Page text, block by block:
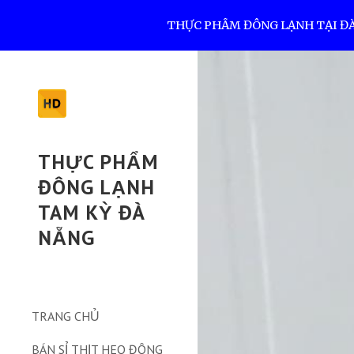
THỰC PHẨM ĐÔNG LẠNH TẠI
THỰC PHẨM
ĐÔNG LẠNH
TAM KỲ ĐÀ
NẴNG
TRANG CHỦ
BÁN SỈ THỊT HEO ĐÔNG